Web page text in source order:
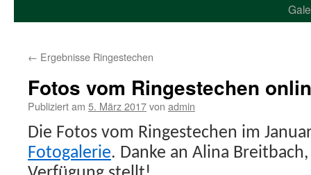
← Ergebnisse Ringestechen
Fotos vom Ringestechen
Publiziert am 5. März 2017von admin
Die Fotos vom Ringestechen im
Fotogalerie. Danke an Alina